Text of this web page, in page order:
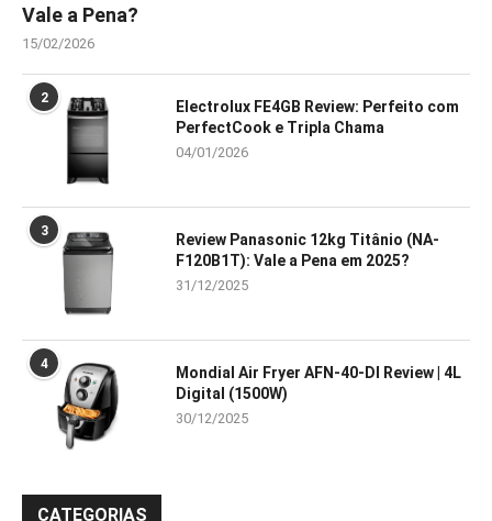
Vale a Pena?
15/02/2026
2
Electrolux FE4GB Review: Perfeito com
PerfectCook e Tripla Chama
04/01/2026
3
Review Panasonic 12kg Titânio (NA-
F120B1T): Vale a Pena em 2025?
31/12/2025
4
Mondial Air Fryer AFN-40-DI Review | 4L
Digital (1500W)
30/12/2025
CATEGORIAS